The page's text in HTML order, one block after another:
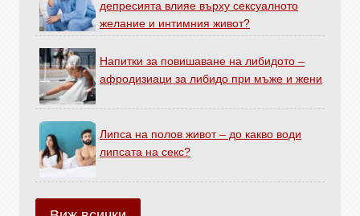
депресията влияе върху сексуалното
желание и интимния живот?
Напитки за повишаване на либидото –
афродизиаци за либидо при мъже и жени
Липса на полов живот – до какво води
липсата на секс?